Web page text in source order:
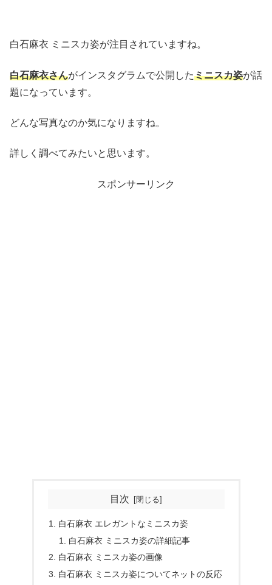
白石麻衣 ミニスカ姿が注目されていますね。
白石麻衣さんがインスタグラムで公開したミニスカ姿が話
題になっています。
どんな写真なのか気になりますね。
詳しく調べてみたいと思います。
スポンサーリンク
目次
白石麻衣 エレガントなミニスカ姿
白石麻衣 ミニスカ姿の詳細記事
白石麻衣 ミニスカ姿の画像
白石麻衣 ミニスカ姿についてネットの反応